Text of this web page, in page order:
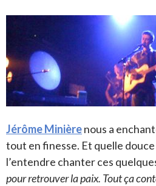
Jérôme Minièrenous a
tout en finesse. Et quelle
l’entendre chanter ces
pour retrouver la paix. Tout ça